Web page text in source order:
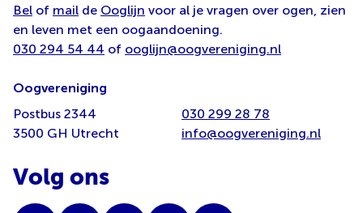
Bel of mail de Ooglijn voor al je vragen over ogen, zien
en leven met een oogaandoening.
030 294 54 44 of ooglijn@oogvereniging.nl
Oogvereniging
Postbus 2344
3500 GH Utrecht
030 299 28 78
info@oogvereniging.nl
Volg ons